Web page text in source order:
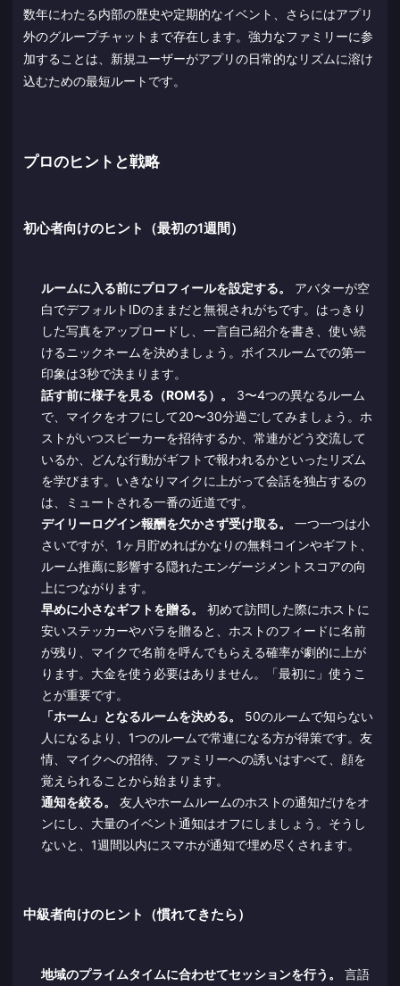
数年にわたる内部の歴史や定期的なイベント、さらにはアプリ
外のグループチャットまで存在します。強力なファミリーに参
加することは、新規ユーザーがアプリの日常的なリズムに溶け
込むための最短ルートです。
プロのヒントと戦略
初心者向けのヒント（最初の1週間）
ルームに入る前にプロフィールを設定する。
アバターが空
白でデフォルトIDのままだと無視されがちです。はっきり
した写真をアップロードし、一言自己紹介を書き、使い続
けるニックネームを決めましょう。ボイスルームでの第一
印象は3秒で決まります。
話す前に様子を見る（ROMる）。
3〜4つの異なるルーム
で、マイクをオフにして20〜30分過ごしてみましょう。ホ
ストがいつスピーカーを招待するか、常連がどう交流して
いるか、どんな行動がギフトで報われるかといったリズム
を学びます。いきなりマイクに上がって会話を独占するの
は、ミュートされる一番の近道です。
デイリーログイン報酬を欠かさず受け取る。
一つ一つは小
さいですが、1ヶ月貯めればかなりの無料コインやギフト、
ルーム推薦に影響する隠れたエンゲージメントスコアの向
上につながります。
早めに小さなギフトを贈る。
初めて訪問した際にホストに
安いステッカーやバラを贈ると、ホストのフィードに名前
が残り、マイクで名前を呼んでもらえる確率が劇的に上が
ります。大金を使う必要はありません。「最初に」使うこ
とが重要です。
「ホーム」となるルームを決める。
50のルームで知らない
人になるより、1つのルームで常連になる方が得策です。友
情、マイクへの招待、ファミリーへの誘いはすべて、顔を
覚えられることから始まります。
通知を絞る。
友人やホームルームのホストの通知だけをオ
ンにし、大量のイベント通知はオフにしましょう。そうし
ないと、1週間以内にスマホが通知で埋め尽くされます。
中級者向けのヒント（慣れてきたら）
地域のプライムタイムに合わせてセッションを行う。
言語